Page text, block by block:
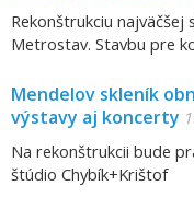
Rekonštrukciu najväčšej
Metrostav. Stavbu pre
Mendelov skleník
výstavy aj koncerty
Na rekonštrukcii bude
štúdio Chybík+Krištof